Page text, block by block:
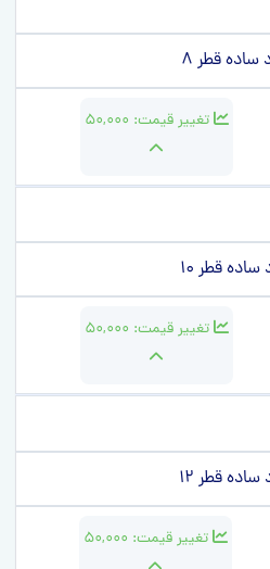
ساده قطر 8
تغییر قیمت: 50,000
ساده قطر 10
تغییر قیمت: 50,000
ساده قطر 12
تغییر قیمت: 50,000